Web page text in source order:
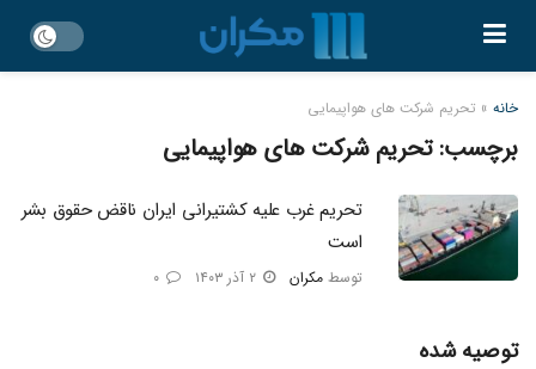
خانه » تحریم شرکت های هواپیمایی
برچسب:تحریم شرکت های هواپیمایی
تحریم‌ غرب علیه کشتیرانی ایران ناقض حقوق بشر
است
توسط مکران
توصیه شده